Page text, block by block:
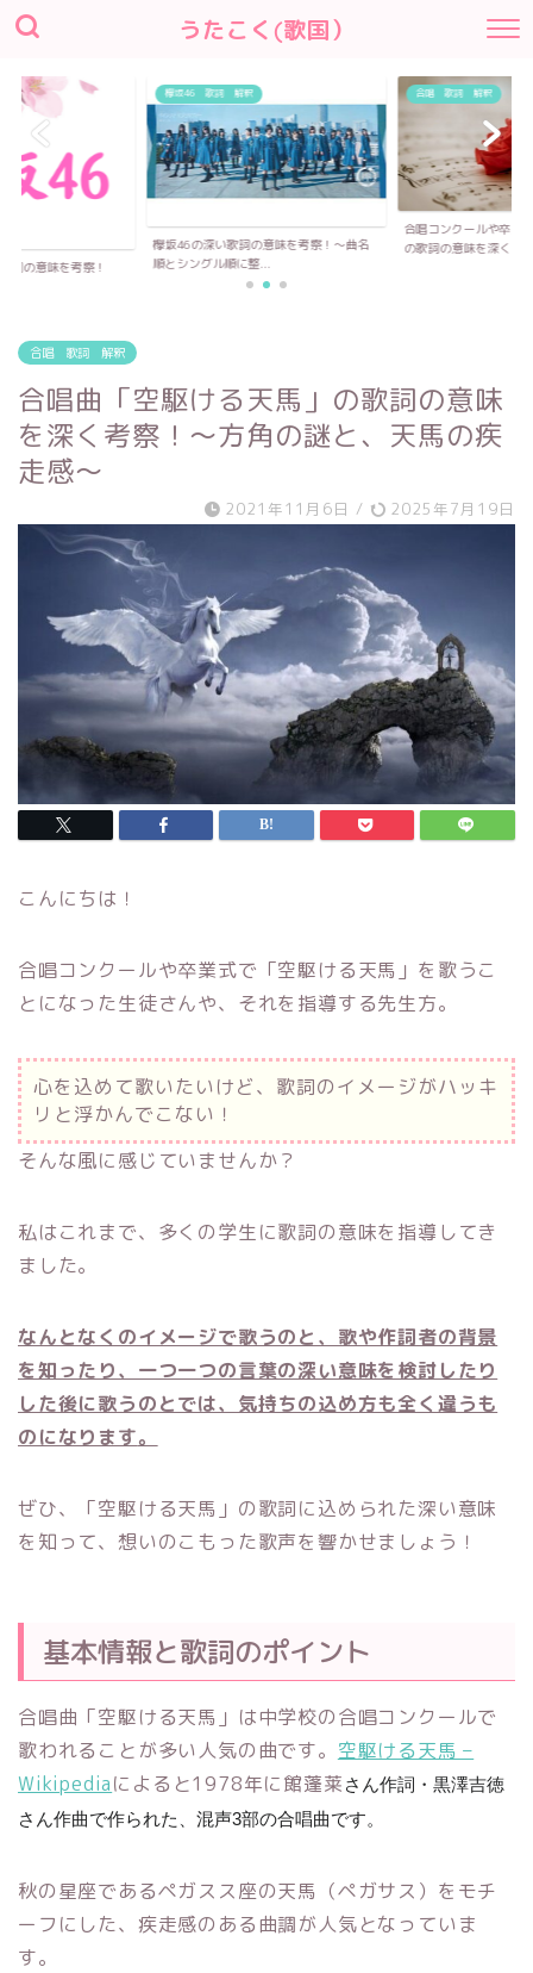
うたこく(歌国）
詞の意味を考察！
欅坂46 歌詞 解釈
欅坂46の深い歌詞の意味を考察！〜曲名
順とシングル順に整...
合唱 歌詞 解釈
合唱コンクールや卒業
の歌詞の意味を深く...
合唱 歌詞 解釈
合唱曲「空駆ける天馬」の歌詞の意味
を深く考察！〜方角の謎と、天馬の疾
走感〜
2021年11月6日 / 2025年7月19日
こんにちは！
合唱コンクールや卒業式で「空駆ける天馬」を歌うこ
とになった生徒さんや、それを指導する先生方。
心を込めて歌いたいけど、歌詞のイメージがハッキ
リと浮かんでこない！
そんな風に感じていませんか？
私はこれまで、多くの学生に歌詞の意味を指導してき
ました。
なんとなくのイメージで歌うのと、歌や作詞者の背景
を知ったり、一つ一つの言葉の深い意味を検討したり
した後に歌うのとでは、気持ちの込め方も全く違うも
のになります。
ぜひ、「空駆ける天馬」の歌詞に込められた深い意味
を知って、想いのこもった歌声を響かせましょう！
基本情報と歌詞のポイント
合唱曲「空駆ける天馬」は中学校の合唱コンクールで
歌われることが多い人気の曲です。 空駆ける天馬 –
Wikipediaによると1978年に館蓬莱 さん作詞・黒澤吉徳
さん作曲で作られた、混声3部の合唱曲です。
秋の星座であるペガスス座の天馬（ペガサス）をモチ
ーフにした、疾走感のある曲調が人気となっていま
す。